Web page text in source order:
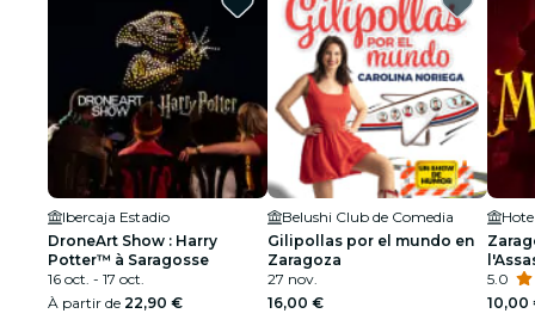
Ibercaja Estadio
DroneArt Show : Harry
Potter™ à Saragosse
16 oct. - 17 oct.
À partir de 22,90 €
Belushi Club de Comedia
Gilipollas por el mundo en
Zaragoza
27 nov.
16,00 €
5.0
10,00